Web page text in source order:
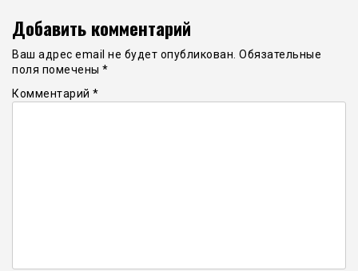
Добавить комментарий
Ваш адрес email не будет опубликован. Обязательные
поля помечены *
Комментарий *